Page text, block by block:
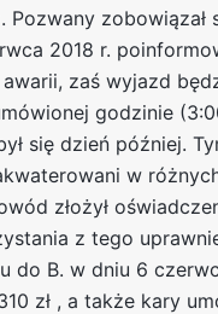
zobowiązał
2018 r.
zaś wyjazd
godzinie
się dzień później.
w
złożył
z tego
do B. w dniu 6
zł , a także kary